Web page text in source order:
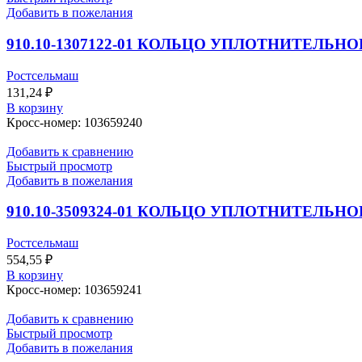
Добавить в пожелания
910.10-1307122-01 КОЛЬЦО
Ростсельмаш
131,24 ₽
В корзину
Кросс-номер: 103659240
Добавить к сравнению
Быстрый просмотр
Добавить в пожелания
910.10-3509324-01 КОЛЬЦО
Ростсельмаш
554,55 ₽
В корзину
Кросс-номер: 103659241
Добавить к сравнению
Быстрый просмотр
Добавить в пожелания